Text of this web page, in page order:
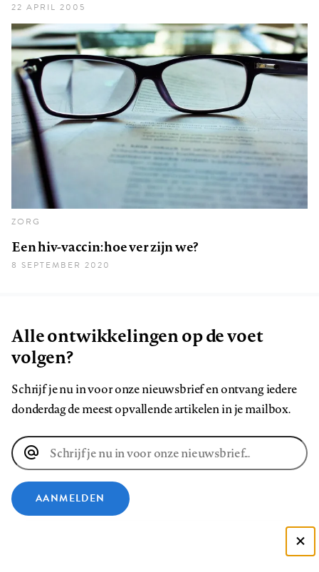
22 APRIL 2005
ZORG
Een hiv-vaccin: hoe ver zijn we?
8 SEPTEMBER 2020
Alle ontwikkelingen op de voet
volgen?
Schrijf je nu in voor onze nieuwsbrief en ontvang iedere
donderdag de meest opvallende artikelen in je mailbox.
E-
mailadres
AANMELDEN